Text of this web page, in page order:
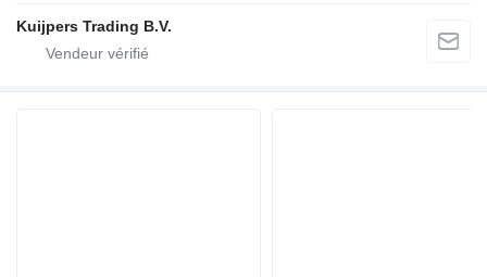
Kuijpers Trading B.V.